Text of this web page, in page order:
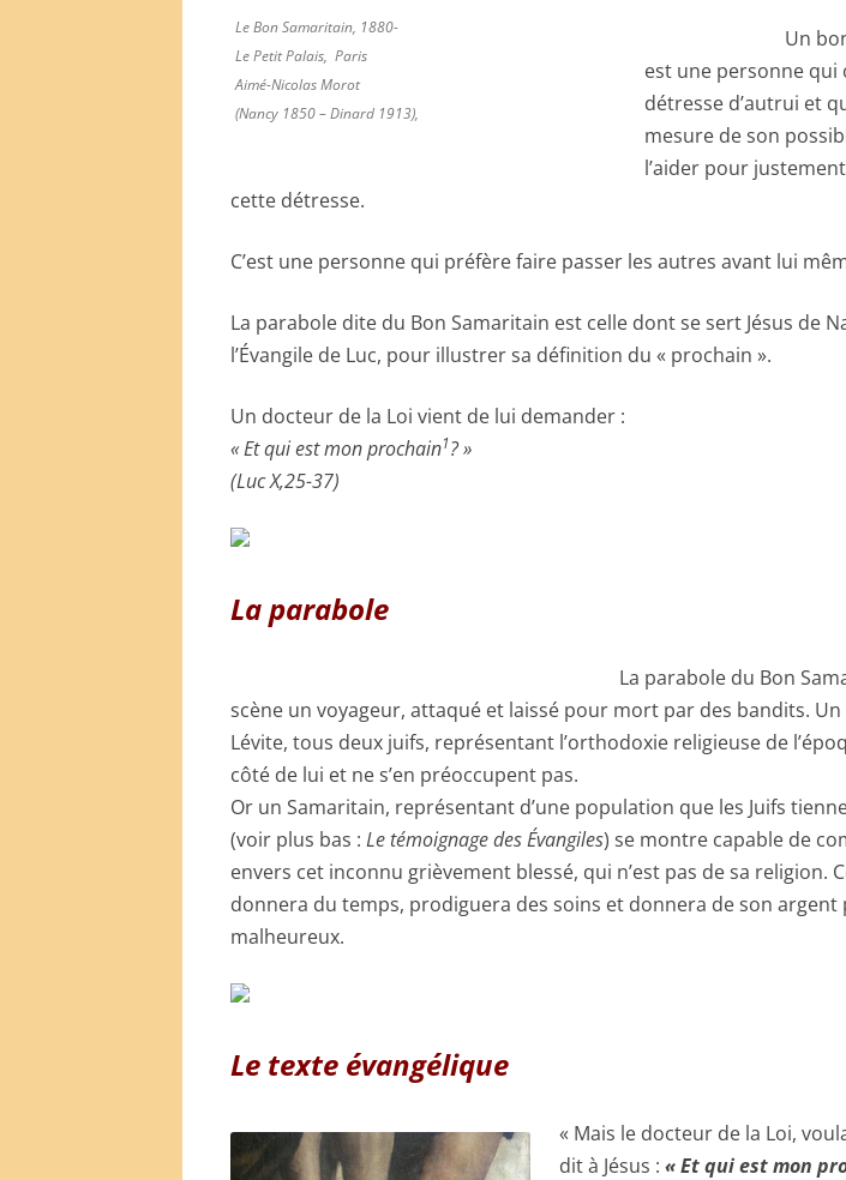
Le Bon Samaritain, 1880-
Le Petit Palais, Paris
Aimé-Nicolas Morot
(Nancy 1850 – Dinard 1913),
Un
est une personne qui
détresse d’autrui et
mesure de son
l’aider pour
cette détresse.
C’est une personne qui préfère faire passer les autres avant lui
La parabole dite du Bon Samaritain est celle dont se sert Jésus de
l’Évangile de Luc, pour illustrer sa définition du « prochain ».
Un docteur de la Loi vient de lui demander :
« Et qui est mon prochain1? »
(Luc X,25-37)
La parabole
La parabole du Bon
scène un voyageur, attaqué et laissé pour mort par des bandits.
Lévite, tous deux juifs, représentant l’orthodoxie religieuse de
côté de lui et ne s’en préoccupent pas.
Or un Samaritain, représentant d’une population que les Juifs
(voir plus bas : Le témoignage des Évangiles) se montre capable de
envers cet inconnu grièvement blessé, qui n’est pas de sa religion.
donnera du temps, prodiguera des soins et donnera de son argent
malheureux.
Le texte évangélique
« Mais le docteur de la Loi,
dit à Jésus : « Et qui est mon